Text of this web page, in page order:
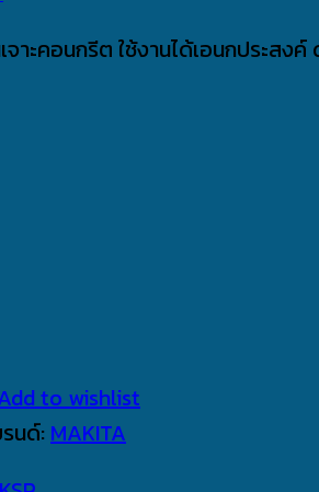
าะคอนกรีต ใช้งานได้เอนกประสง
to wishlist
นด์: MAKITA